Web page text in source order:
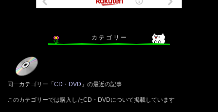
カ テ ゴ リ ー
同一カテゴリー「CD・DVD 」の最近の記事
このカテゴリーでは購入したCD・DVDについて掲載しています